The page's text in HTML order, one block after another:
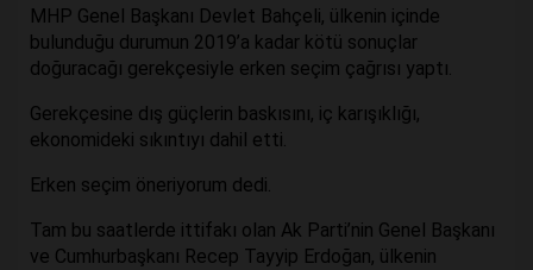
MHP Genel Başkanı Devlet Bahçeli, ülkenin içinde
bulunduğu durumun 2019’a kadar kötü sonuçlar
doğuracağı gerekçesiyle erken seçim çağrısı yaptı.
Gerekçesine dış güçlerin baskısını, iç karışıklığı,
ekonomideki sıkıntıyı dahil etti.
Erken seçim öneriyorum dedi.
Tam bu saatlerde ittifakı olan Ak Parti’nin Genel Başkanı
ve Cumhurbaşkanı Recep Tayyip Erdoğan, ülkenin